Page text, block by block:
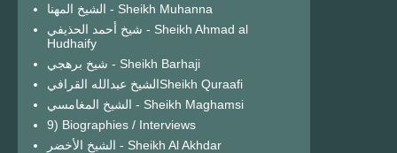
الشيخ المهنا - Sheikh Muhanna
شيخ أحمد الحذيفي - Sheikh Ahmad al
Hudhaify
شيخ برهجي - Sheikh Barhaji
الشيخ عبدالله القرافيSheikh Quraafi
الشيخ المغامسي - Sheikh Maghamsi
9) Biographies / Interviews
الشيخ الأخضر - Sheikh Al Akhdar